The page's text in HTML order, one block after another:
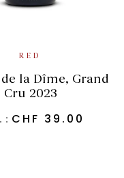
READ MORE
RED
de la Dîme, Grand
Cru 2023
: CHF 39.00